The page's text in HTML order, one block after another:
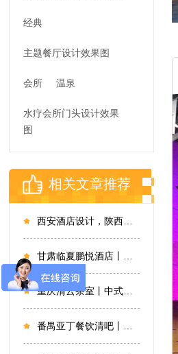
经典
主题餐厅设计效果图
会所 温泉
水疗会所门头设计效果
图
相关文章推荐